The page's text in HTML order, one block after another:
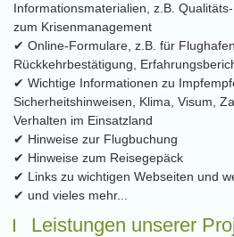
Informationsmaterialien, z.B.
zum Krisenmanagement
✔ Online-Formulare, z.B. für
Rückkehrbestätigung,
✔ Wichtige Informationen zu
Sicherheitshinweisen, Klima, Visum,
Verhalten im Einsatzland
✔ Hinweise zur Flugbuchung
✔ Hinweise zum Reisegepäck
✔ Links zu wichtigen Webseiten und
✔ und vieles mehr...
Leistungen unserer